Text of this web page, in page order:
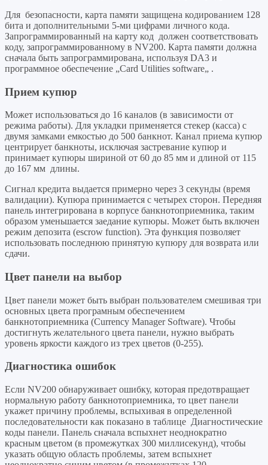
Для безопасности, карта памяти защищена кодированием 128
бита и дополнительными 5-ми цифрами личного кода.
Запрограммированный на карту код должен соответствовать
коду, запрограммированному в NV200. Карта памяти должна
сначала быть запрограммирована, используя DA3 и
программное обеспечение „Card Utilities software„ .
Прием купюр
Может использоваться до 16 каналов (в зависимости от
режима работы). Для укладки применяется стекер (касса) с
двумя замками емкостью до 500 банкнот. Канал приема купюр
центрирует банкноты, исключая застревание купюр и
принимает купюры шириной от 60 до 85 мм и длиной от 115
до 167 мм длины.
Сигнал кредита выдается примерно через 3 секунды (время
валидации). Купюра принимается с четырех сторон. Передняя
панель интегрирована в корпусе банкнотоприемника, таким
образом уменьшается заедание купюры. Может быть включен
режим депозита (escrow function). Эта функция позволяет
использовать последнюю принятую купюру для возврата или
сдачи.
Цвет панели на выбор
Цвет панели может быть выбран пользователем смешивая три
основных цвета програмным обеспечением
банкнотоприемника (Currency Manager Software). Чтобы
достигнуть желательного цвета панели, нужно выбрать
уровень яркости каждого из трех цветов (0-255).
Диагностика ошибок
Если NV200 обнаруживает ошибку, которая предотвращает
нормальную работу банкнотоприемника, то цвет панели
укажет причину проблемы, вспыхивая в определенной
последовательности как показано в таблице Диагностические
коды панели. Панель сначала вспыхнет неоднократно
красным цветом (в промежутках 300 миллисекунд), чтобы
указать общую область проблемы, затем вспыхнет